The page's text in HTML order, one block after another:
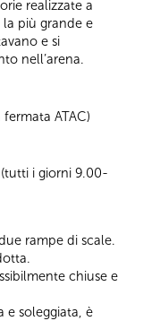
realizzate a
la più grande e
e si
nell’arena.
ATAC)
(tutti i giorni 9.00-
rampe di scale.
chiuse e
e soleggiata, è